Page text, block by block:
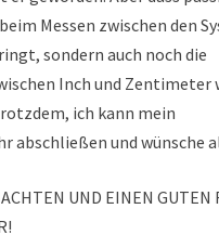
Messen zwischen den
sondern auch noch die
Inch und Zentimeter
ich kann mein
abschließen und wünsche
UND EINEN GUTEN